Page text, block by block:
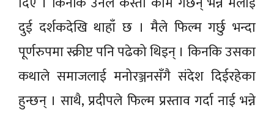
दुई दर्शकदेखि थाहाँ छ । मैले फिल्म गर्छु भन्दा
पूर्णरुपमा स्क्रीप्ट पनि पढेको थिइन् । किनकि उसका
कथाले समाजलाई मनोरञ्जनसँगै संदेश दिईरहेका
हुन्छन् । साथै, प्रदीपले फिल्म प्रस्ताव गर्दा नाई भन्ने